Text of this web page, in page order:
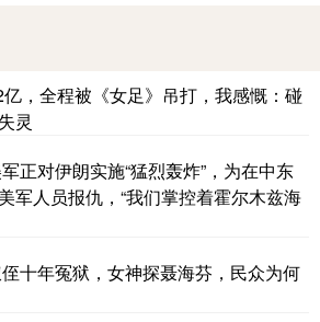
，全程被《女足》吊打，我感慨：碰
灵
正对伊朗实施“猛烈轰炸”，为在中东
军人员报仇，“我们掌控着霍尔木兹海
十年冤狱，女神探聂海芬，民众为何